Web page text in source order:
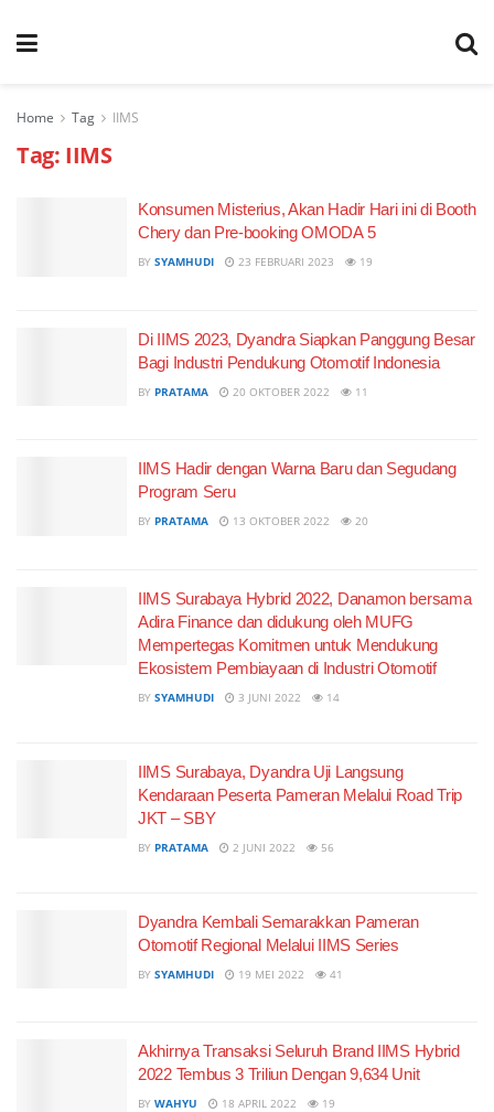
Home Tag IIMS
Tag: IIMS
Konsumen Misterius, Akan Hadir Hari ini di Booth
Chery dan Pre-booking OMODA 5
BY SYAMHUDI 23 FEBRUARI 2023 19
Di IIMS 2023, Dyandra Siapkan Panggung Besar
Bagi Industri Pendukung Otomotif Indonesia
BY PRATAMA 20 OKTOBER 2022 11
IIMS Hadir dengan Warna Baru dan Segudang
Program Seru
BY PRATAMA 13 OKTOBER 2022 20
IIMS Surabaya Hybrid 2022, Danamon bersama
Adira Finance dan didukung oleh MUFG
Mempertegas Komitmen untuk Mendukung
Ekosistem Pembiayaan di Industri Otomotif
BY SYAMHUDI 3 JUNI 2022 14
IIMS Surabaya, Dyandra Uji Langsung
Kendaraan Peserta Pameran Melalui Road Trip
JKT – SBY
BY PRATAMA 2 JUNI 2022 56
Dyandra Kembali Semarakkan Pameran
Otomotif Regional Melalui IIMS Series
BY SYAMHUDI 19 MEI 2022 41
Akhirnya Transaksi Seluruh Brand IIMS Hybrid
2022 Tembus 3 Triliun Dengan 9,634 Unit
BY WAHYU 18 APRIL 2022 19